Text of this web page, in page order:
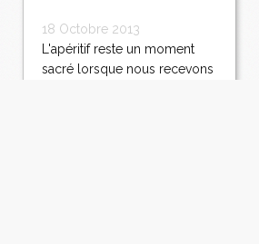
18 Octobre 2013
L'apéritif reste un moment
sacré lorsque nous recevons